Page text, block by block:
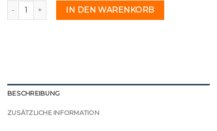
Wf 09 21 - 2192133 MengeIN DEN WARENKORB
BESCHREIBUNG
ZUSÄTZLICHE INFORMATION